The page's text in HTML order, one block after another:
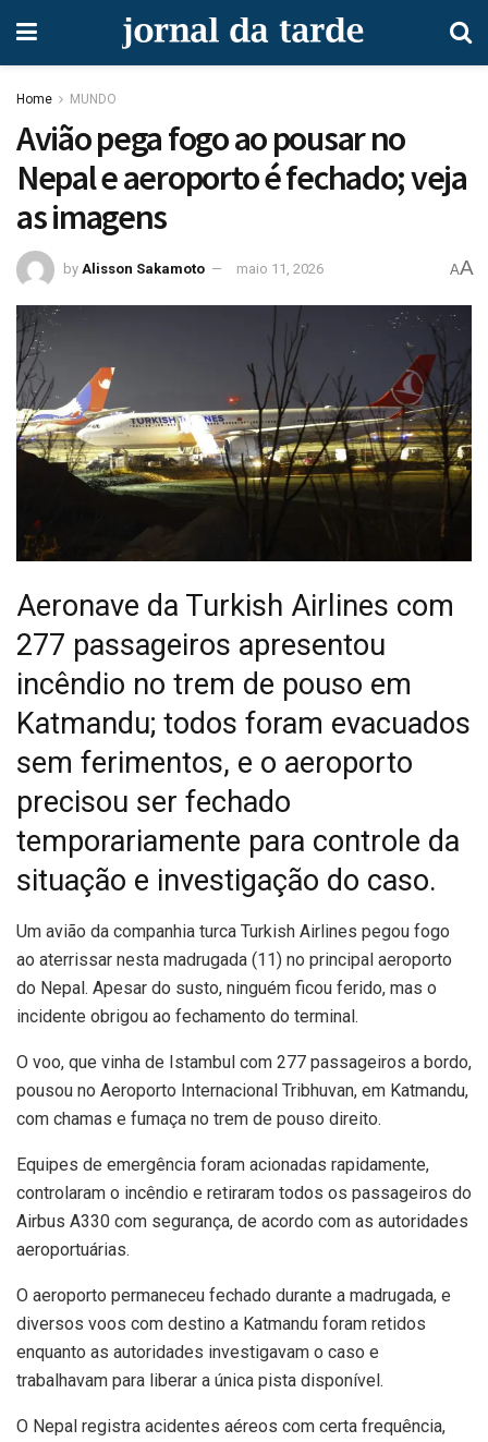
Home MUNDO
Avião pega fogo ao pousar no
Nepal e aeroporto é fechado; veja
as imagens
by Alisson Sakamoto maio 11, 2026 AA
Aeronave da Turkish Airlines com
277 passageiros apresentou
incêndio no trem de pouso em
Katmandu; todos foram evacuados
sem ferimentos, e o aeroporto
precisou ser fechado
temporariamente para controle da
situação e investigação do caso.
Um avião da companhia turca Turkish Airlines pegou fogo
ao aterrissar nesta madrugada (11) no principal aeroporto
do Nepal. Apesar do susto, ninguém ficou ferido, mas o
incidente obrigou ao fechamento do terminal.
O voo, que vinha de Istambul com 277 passageiros a bordo,
pousou no Aeroporto Internacional Tribhuvan, em Katmandu,
com chamas e fumaça no trem de pouso direito.
Equipes de emergência foram acionadas rapidamente,
controlaram o incêndio e retiraram todos os passageiros do
Airbus A330 com segurança, de acordo com as autoridades
aeroportuárias.
O aeroporto permaneceu fechado durante a madrugada, e
diversos voos com destino a Katmandu foram retidos
enquanto as autoridades investigavam o caso e
trabalhavam para liberar a única pista disponível.
O Nepal registra acidentes aéreos com certa frequência,